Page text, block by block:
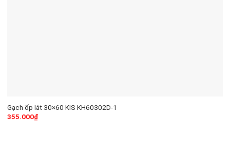
Gạch ốp lát 30×60 KIS KH60302D-1
355.000₫